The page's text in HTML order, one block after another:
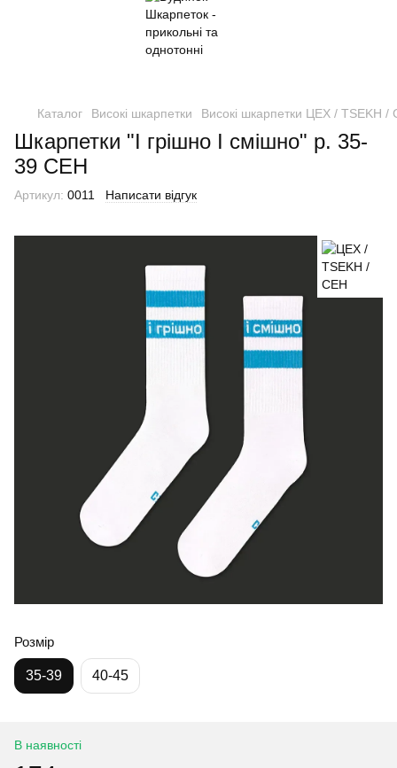
Каталог Високі шкарпетки Високі шкарпетки ЦЕХ / TSEKH /
Шкарпетки "І грішно І смішно" р. 35-
39 CEH
Артикул: 0011 Написати відгук
Розмір
35-39 40-45
В наявності